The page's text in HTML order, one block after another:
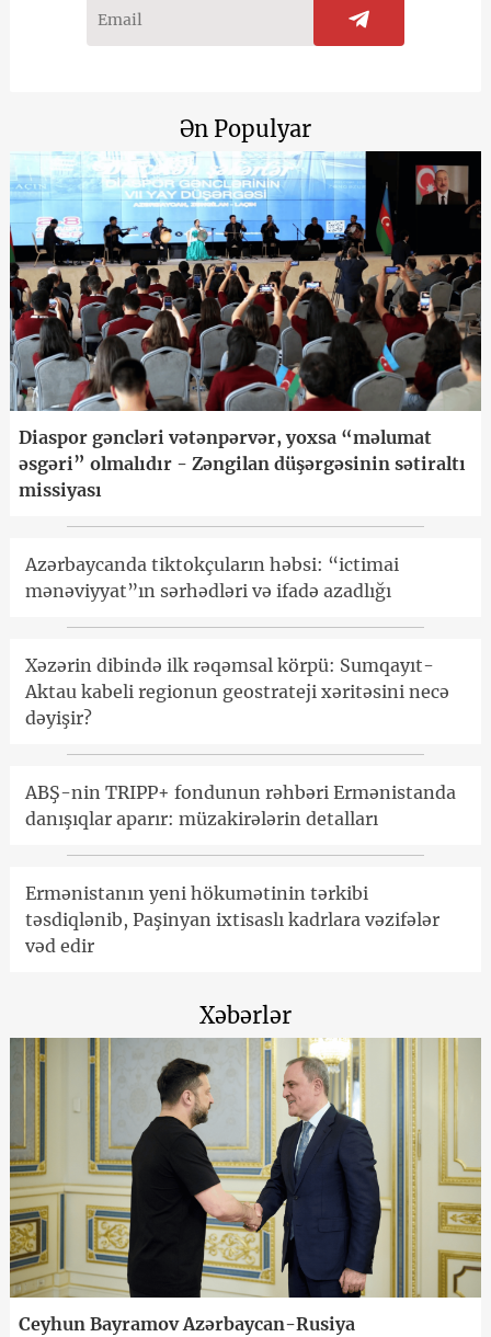
Ən Populyar
Diaspor gəncləri vətənpərvər, yoxsa “məlumat
əsgəri” olmalıdır - Zəngilan düşərgəsinin sətiraltı
missiyası
Azərbaycanda tiktokçuların həbsi: “ictimai
mənəviyyat”ın sərhədləri və ifadə azadlığı
Xəzərin dibində ilk rəqəmsal körpü: Sumqayıt-
Aktau kabeli regionun geostrateji xəritəsini necə
dəyişir?
ABŞ-nin TRIPP+ fondunun rəhbəri Ermənistanda
danışıqlar aparır: müzakirələrin detalları
Ermənistanın yeni hökumətinin tərkibi
təsdiqlənib, Paşinyan ixtisaslı kadrlara vəzifələr
vəd edir
Xəbərlər
Ceyhun Bayramov Azərbaycan-Rusiya